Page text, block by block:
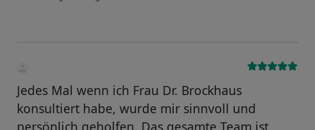
Jedes Mal wenn ich Frau Dr. Brockhaus
konsultiert habe, wurde mir sinnvoll und
persönlich geholfen. Das gesamte Team ist